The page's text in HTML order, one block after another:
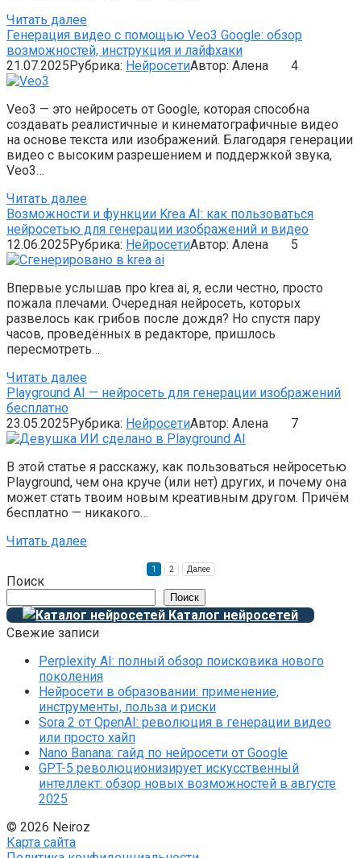
Читать далее
Генерация видео с помощью Veo3 Google: обзор
возможностей, инструкция и лайфхаки
21.07.2025Рубрика: НейросетиАвтор: Алена 4
Veo3 — это нейросеть от Google, которая способна
создавать реалистичные и кинематографичные видео
на основе текста или изображений. Благодаря генерации
видео с высоким разрешением и поддержкой звука,
Veo3…
Читать далее
Возможности и функции Krea AI: как пользоваться
нейросетью для генерации изображений и видео
12.06.2025Рубрика: НейросетиАвтор: Алена 5
Впервые услышав про krea ai, я, если честно, просто
пожала плечами. Очередная нейросеть, которых
развелось как грибов после дождя? Но спустя пару
часов, проведённых в редакторе, пришлось
пересмотреть…
Читать далее
Playground AI — нейросеть для генерации изображений
бесплатно
23.05.2025Рубрика: НейросетиАвтор: Алена 7
В этой статье я расскажу, как пользоваться нейросетью
Playground, чем она круче (или нет) других, и почему она
может стать твоим новым креативным другом. Причём
бесплатно — никакого…
Читать далее
Пагинация
записей
1 2 Далее
Поиск
Поиск
Каталог нейросетей
Свежие записи
Perplexity AI: полный обзор поисковика нового
поколения
Нейросети в образовании: применение,
инструменты, польза и риски
Sora 2 от OpenAI: революция в генерации видео
или просто хайп
Nano Banana: гайд по нейросети от Google
GPT-5 революционизирует искусственный
интеллект: обзор новых возможностей в августе
2025
© 2026 Neiroz
Карта сайта